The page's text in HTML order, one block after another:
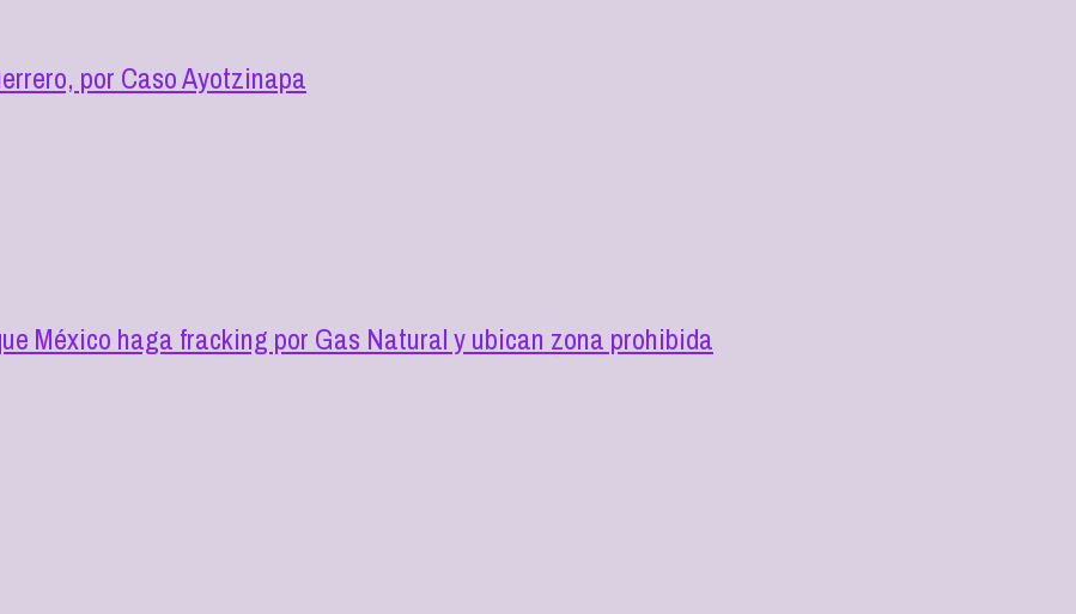
por Caso Ayotzinapa
México haga fracking por Gas Natural y ubican zona prohibida